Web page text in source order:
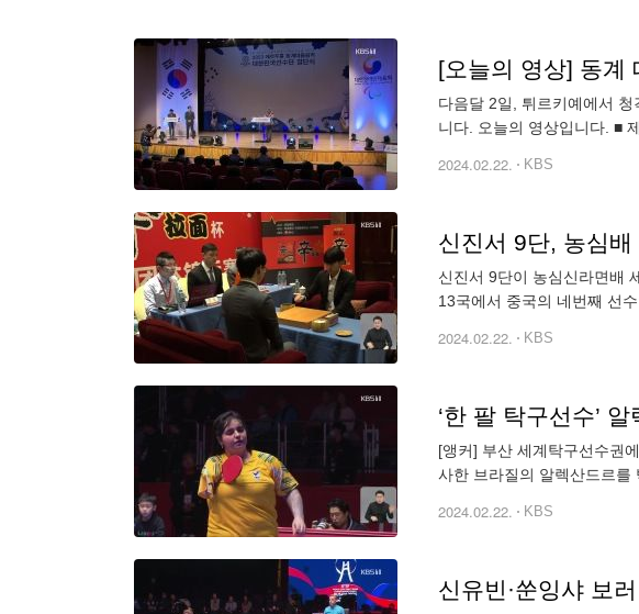
[오늘의 영상] 동계
다음달 2일, 튀르키예에서 청각 장애인의 스포츠축제인 동계 데플림
니다. 오늘의 영상입니다. ■
2024.02.22. KBS
신진서 9단, 농심
신진서 9단이 농심신라면배
13국에서 중국의 네번째 선
2024.02.22. KBS
‘한 팔 탁구선수’
[앵커] 부산 세계탁구선수권
사한 브라질의 알렉산드르를
2024.02.22. KBS
신유빈·쑨잉샤 보